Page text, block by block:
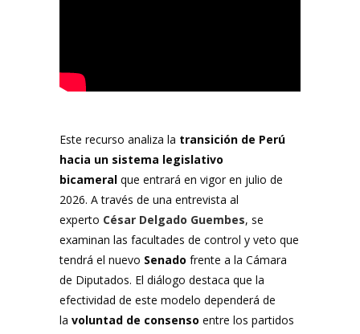
Este recurso analiza la transición de Perú
hacia un sistema legislativo
bicameral que entrará en vigor en julio de
2026. A través de una entrevista al
experto César Delgado Guembes, se
examinan las facultades de control y veto que
tendrá el nuevo Senado frente a la Cámara
de Diputados. El diálogo destaca que la
efectividad de este modelo dependerá de
la voluntad de consenso entre los partidos